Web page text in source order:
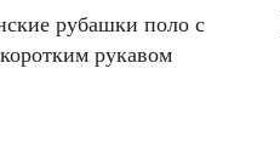
рубашки поло с
коротким рукавом